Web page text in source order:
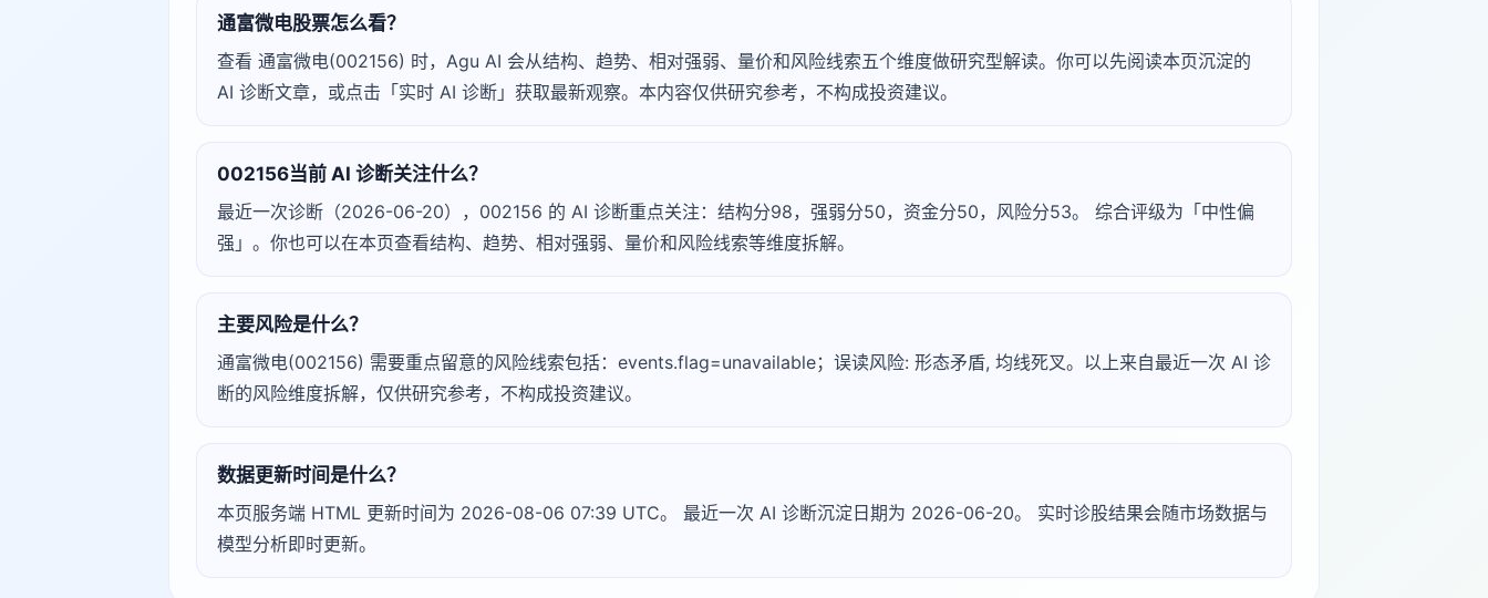
通富微电股票怎么看？
查看 通富微电(002156) 时，Agu AI 会从结构、趋势、相对强弱、量价和风险线索五个维度做研究型解读。你可以先阅读本页沉淀的
AI 诊断文章，或点击「实时 AI 诊断」获取最新观察。本内容仅供研究参考，不构成投资建议。
002156当前 AI 诊断关注什么？
最近一次诊断（2026-06-20），002156 的 AI 诊断重点关注：结构分98，强弱分50，资金分50，风险分53。 综合评级为「中性偏
强」。你也可以在本页查看结构、趋势、相对强弱、量价和风险线索等维度拆解。
主要风险是什么？
通富微电(002156) 需要重点留意的风险线索包括：events.flag=unavailable；误读风险: 形态矛盾, 均线死叉。以上来自最近一次 AI 诊
断的风险维度拆解，仅供研究参考，不构成投资建议。
数据更新时间是什么？
本页服务端 HTML 更新时间为 2026-08-06 07:39 UTC。 最近一次 AI 诊断沉淀日期为 2026-06-20。 实时诊股结果会随市场数据与
模型分析即时更新。